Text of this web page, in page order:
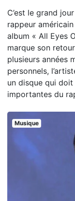
C’est le grand
rappeur
album « All Eyes
marque son
plusieurs années
personnels,
un disque qui
importantes du
Musique